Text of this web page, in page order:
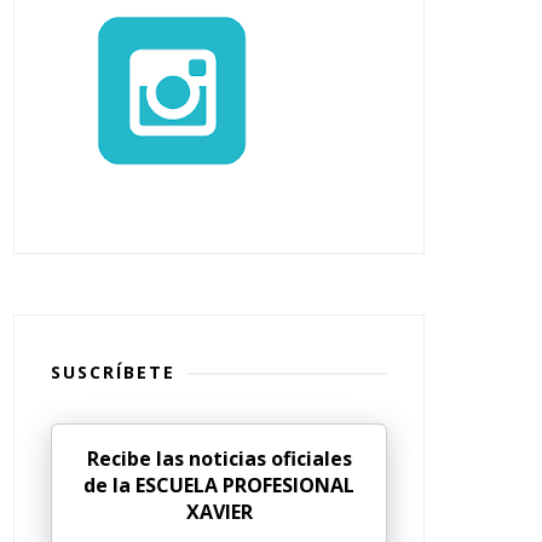
SUSCRÍBETE
Recibe las noticias oficiales
de la ESCUELA PROFESIONAL
XAVIER